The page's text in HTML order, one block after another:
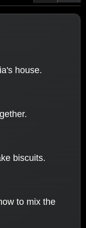
house.
biscuits.
to mix the